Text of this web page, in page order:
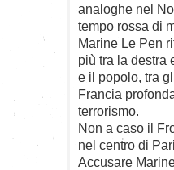
analoghe nel
tempo rossa di
Marine Le Pen
più tra la destra
e il popolo, tra
Francia
terrorismo.
Non a caso il
nel centro di
Accusare